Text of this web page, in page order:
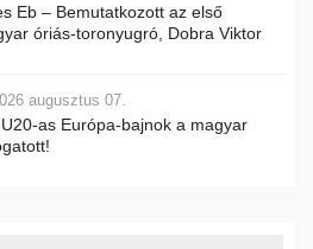
Eb – Bemutatkozott az első
óriás-toronyugró, Dobra Viktor
augusztus 07.
as Európa-bajnok a magyar